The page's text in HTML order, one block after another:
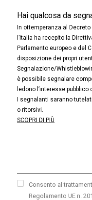
Hai qualcosa da
In ottemperanza al
l’Italia ha recepito la
Parlamento europeo e del
disposizione dei propri
Segnalazione/
è possibile segnalare
ledono l’interesse pubblico
I segnalanti saranno
o ritorsivi.
SCOPRI DI PIÙ
Consento al
Regolamento UE n.